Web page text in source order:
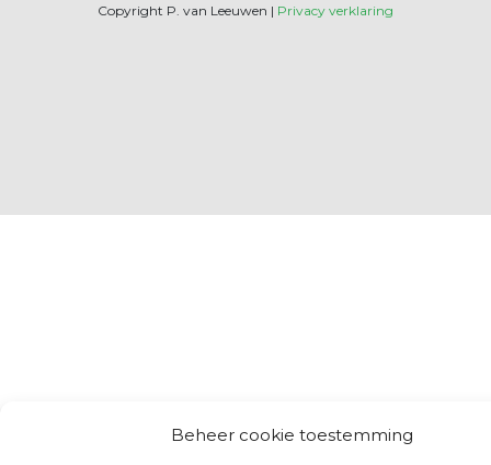
Beheer cookie toestemming
Copyright P. van Leeuwen | Privacy verklaring